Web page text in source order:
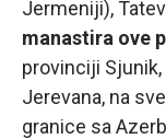
Jermeniji),
manastira ove
provinciji
Jerevana, na
granice sa